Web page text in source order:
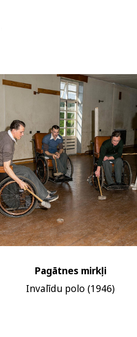
Pagātnes mirkļi
Invalīdu polo (1946)